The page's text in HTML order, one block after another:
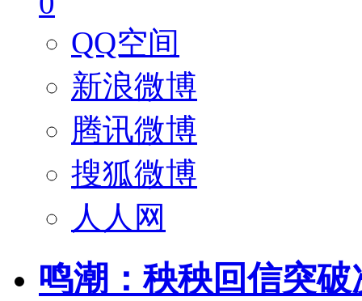
QQ空间
新浪微博
腾讯微博
搜狐微博
人人网
鸣潮：秧秧回信突